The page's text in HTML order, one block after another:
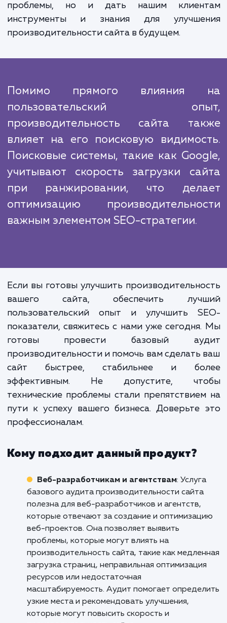
предоставляем вам полный
проделанной работе, в котором
описываются выявленные
На нашем рынке есть множество
предлагающих аналогичные услуги.
гордимся нашим опытом и
что позволяет нам выполнять работы
уровня качества. В каждом
стремимся не просто решить
производительности сайта в будущем.
пользовательский
производительность сайта
влияет на его поисковую
Поисковые системы, такие как
учитывают скорость загрузки
при ранжировании, что
оптимизацию
важным элементом SEO-стратегии.
Если вы готовы улучшить
вашего сайта, обеспечить
пользовательский опыт и улучшить
показатели, свяжитесь с нами уже
готовы провести базовый
производительности и помочь вам сделать
сайт быстрее, стабильнее и
эффективным. Не допустите,
технические проблемы стали